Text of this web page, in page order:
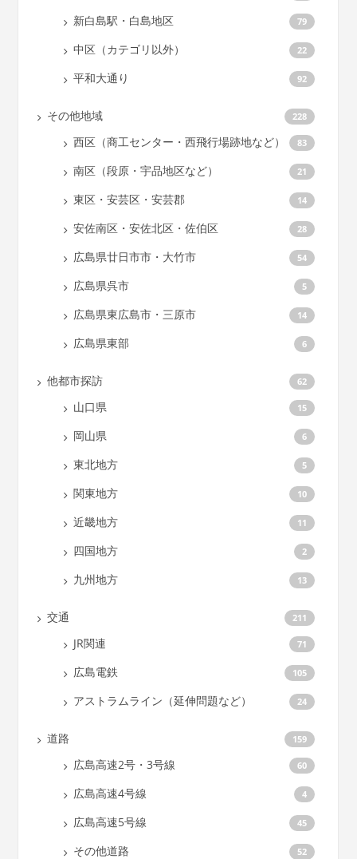
新白島駅・白島地区 79
中区（カテゴリ以外） 22
平和大通り 92
その他地域 228
西区（商工センター・西飛行場跡地など） 83
南区（段原・宇品地区など） 21
東区・安芸区・安芸郡 14
安佐南区・安佐北区・佐伯区 28
広島県廿日市市・大竹市 54
広島県呉市 5
広島県東広島市・三原市 14
広島県東部 6
他都市探訪 62
山口県 15
岡山県 6
東北地方 5
関東地方 10
近畿地方 11
四国地方 2
九州地方 13
交通 211
JR関連 71
広島電鉄 105
アストラムライン（延伸問題など） 24
道路 159
広島高速2号・3号線 60
広島高速4号線 4
広島高速5号線 45
その他道路 52